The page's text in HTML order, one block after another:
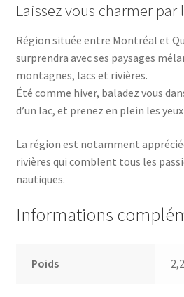
Laissez vous charmer par
Région située entre Montréal et
surprendra avec ses paysages
montagnes, lacs et rivières.
Été comme hiver, baladez vous
d’un lac, et prenez en plein les
La région est notamment
rivières qui comblent tous les
nautiques.
Informations
Poids